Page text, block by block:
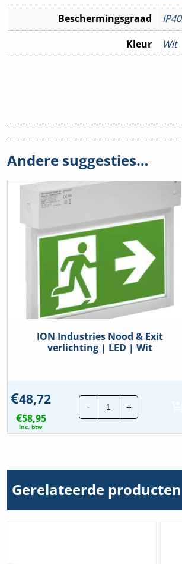
Beschermingsgraad
IP40
Kleur
Wit
Andere suggesties…
ION Industries Nood & Exit
verlichting | LED | Wit
€48,72
€58,95
inc. btw
-
ION
Industries
Nood
Exit
Wit
hoeveelheid
+
Gerelateerde producten